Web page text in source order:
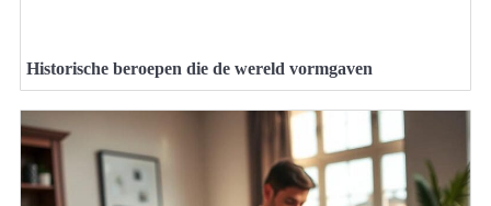
Historische beroepen die de wereld vormgaven